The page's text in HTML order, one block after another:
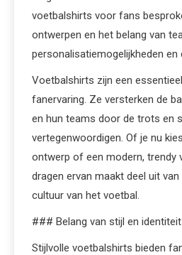
voetbalshirts voor fans
ontwerpen en het belang van
personalisatiemogelijkheden en
Voetbalshirts zijn een
fanervaring. Ze versterken de
en hun teams door de trots en
vertegenwoordigen. Of je nu
ontwerp of een modern, trendy
dragen ervan maakt deel uit
cultuur van het voetbal.
### Belang van stijl en identiteit
Stijlvolle voetbalshirts bieden